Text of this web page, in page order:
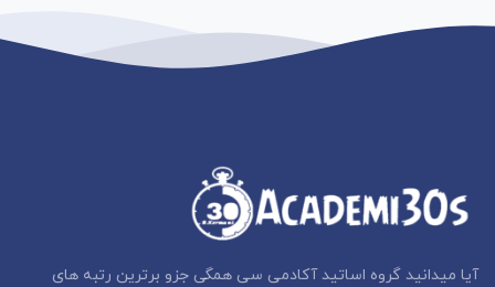
آیا میدانید گروه اساتید آکادمی سی همگی جزو برترین رتبه های